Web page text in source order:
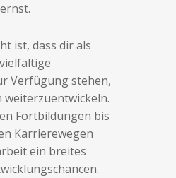
ist, dass dir als
Verfügung stehen,
weiterzuentwickeln.
Fortbildungen bis
Karrierewegen
ein breites